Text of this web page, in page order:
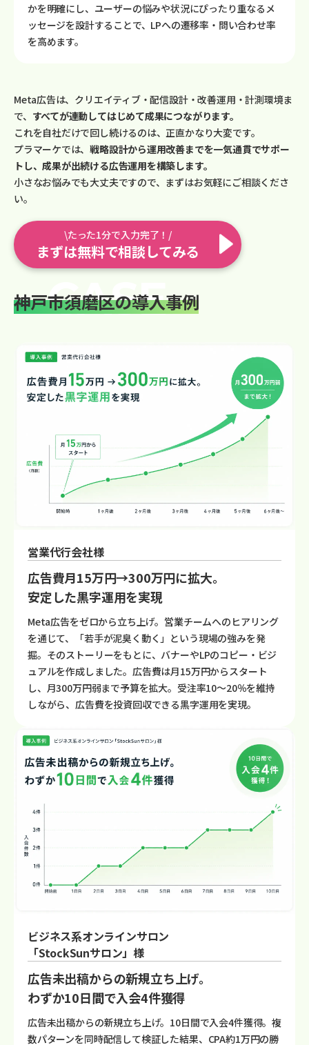
かを明確にし、ユーザーの悩みや状況にぴったり重なるメ
ッセージを設計することで、LPへの遷移率・問い合わせ率
を高めます。
Meta広告は、クリエイティブ・配信設計・改善運用・計測環境ま
で、 すべてが連動してはじめて成果につながります。
これを自社だけで回し続けるのは、正直かなり大変です。
プラマーケでは、戦略設計から運用改善までを一気通貫でサポー
トし、成果が出続ける広告運用を構築します。
小さなお悩みでも大丈夫ですので、まずはお気軽にご相談くださ
い。
\たった1分で入力完了！/
まずは無料で相談してみる
神戸市須磨区の導入事例
営業代行会社様
広告費月15万円→300万円に拡大。
安定した黒字運用を実現
Meta広告をゼロから立ち上げ。営業チームへのヒアリング
を通じて、「若手が泥臭く動く」という現場の強みを発
掘。そのストーリーをもとに、バナーやLPのコピー・ビジ
ュアルを作成しました。広告費は月15万円からスタート
し、月300万円弱まで予算を拡大。受注率10〜20％を維持
しながら、広告費を投資回収できる黒字運用を実現。
ビジネス系オンラインサロン
「StockSunサロン」様
広告未出稿からの新規立ち上げ。
わずか10日間で入会4件獲得
広告未出稿からの新規立ち上げ。10日間で入会4件獲得。複
数パターンを同時配信して検証した結果、CPA約1万円の勝